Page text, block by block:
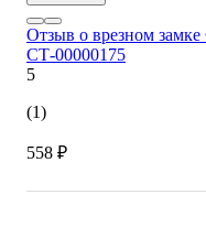
Отзыв о врезном
СТ-00000175
5
(1)
558 ₽